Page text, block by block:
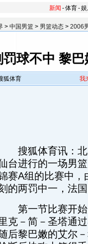
新闻 -体育-
> 中国男篮 > 男篮动态 > 2006
球不中 黎
狐体育 我
搜狐体育讯：北
台进行的一场男篮
赛A组的比赛中，
的两罚中一，法
第一节比赛开始
克－简－圣塔通
后黎巴嫩的艾尔